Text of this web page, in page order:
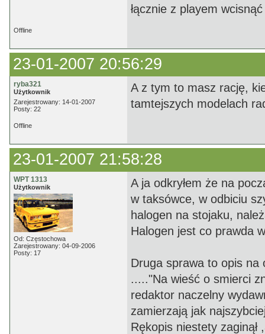
łącznie z playem
Offline
23-01-2007 20:56:29
ryba321
Użytkownik
Zarejestrowany: 14-01-2007
Posty: 22
A z tym to masz rację,
tamtejszych modelach
Offline
23-01-2007 21:58:28
WPT 1313
Użytkownik
Od: Częstochowa
Zarejestrowany: 04-09-2006
Posty: 17
A ja odkryłem że na
w taksówce, w odbiciu
halogen na stojaku,
Halogen jest co prawda
Druga sprawa to opis na
....."Na wieść o smierci
redaktor naczelny
zamierzają jak
Rękopis niestety